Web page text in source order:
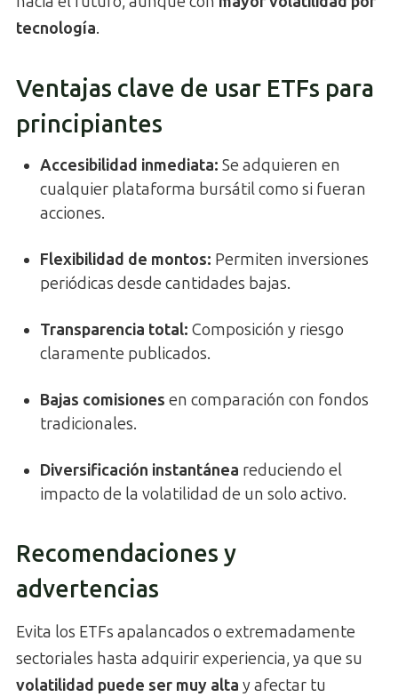
tecnología.
Ventajas clave de usar ETFs para
principiantes
Accesibilidad inmediata: Se adquieren en
cualquier plataforma bursátil como si fueran
acciones.
Flexibilidad de montos: Permiten inversiones
periódicas desde cantidades bajas.
Transparencia total: Composición y riesgo
claramente publicados.
Bajas comisiones en comparación con fondos
tradicionales.
Diversificación instantánea reduciendo el
impacto de la volatilidad de un solo activo.
Recomendaciones y
advertencias
Evita los ETFs apalancados o extremadamente
sectoriales hasta adquirir experiencia, ya que su
volatilidad puede ser muy alta y afectar tu